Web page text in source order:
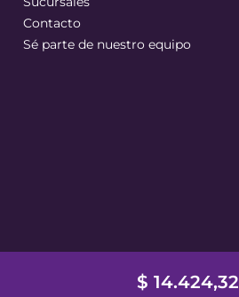
$ 14.424,32
Contacto
Sé parte de nuestro equipo